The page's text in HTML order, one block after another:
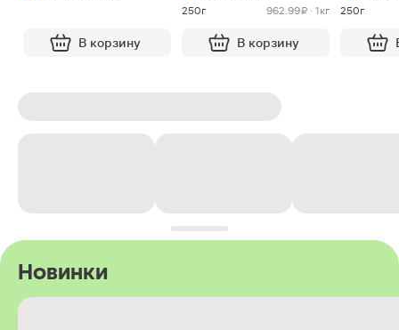
В корзину
250г
962.99 ₽ · 1кг
В корзину
250г
Новинки